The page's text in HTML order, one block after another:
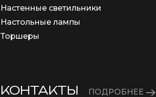
Настенные светильники
Настольные лампы
Торшеры
КОНТАКТЫ ПОДРОБНЕЕ